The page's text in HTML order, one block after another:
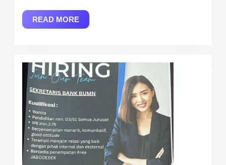
READ MOREREAD
MORE